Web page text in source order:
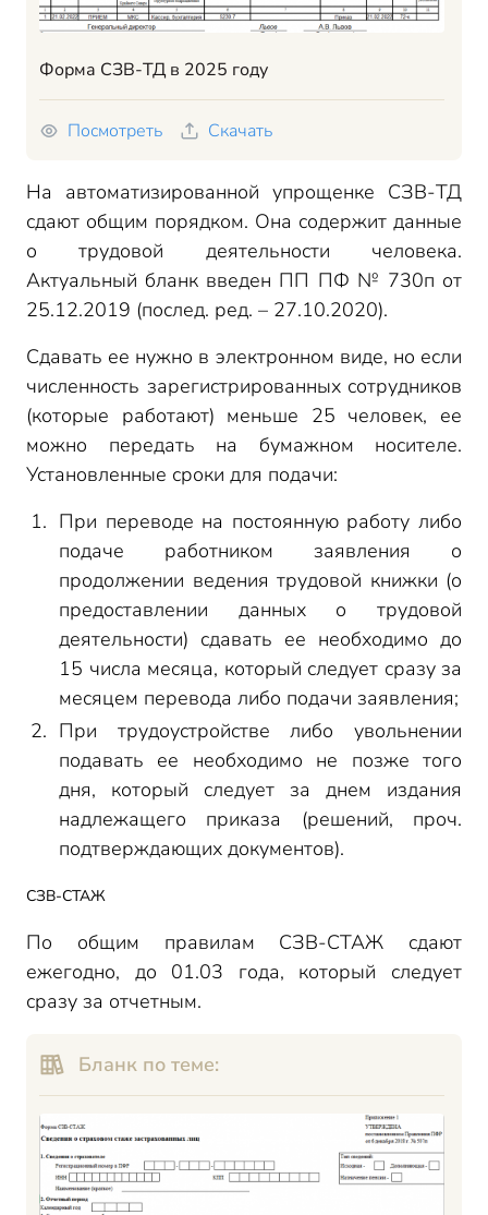
Форма СЗВ-ТД в 2025 году
Посмотреть Скачать
На автоматизированной упрощенке СЗВ-ТД
сдают общим порядком. Она содержит данные
о трудовой деятельности человека.
Актуальный бланк введен ПП ПФ № 730п от
25.12.2019 (послед. ред. – 27.10.2020).
Сдавать ее нужно в электронном виде, но если
численность зарегистрированных сотрудников
(которые работают) меньше 25 человек, ее
можно передать на бумажном носителе.
Установленные сроки для подачи:
При переводе на постоянную работу либо
подаче работником заявления о
продолжении ведения трудовой книжки (о
предоставлении данных о трудовой
деятельности) сдавать ее необходимо до
15 числа месяца, который следует сразу за
месяцем перевода либо подачи заявления;
При трудоустройстве либо увольнении
подавать ее необходимо не позже того
дня, который следует за днем издания
надлежащего приказа (решений, проч.
подтверждающих документов).
СЗВ-СТАЖ
По общим правилам СЗВ-СТАЖ сдают
ежегодно, до 01.03 года, который следует
сразу за отчетным.
Бланк по теме: